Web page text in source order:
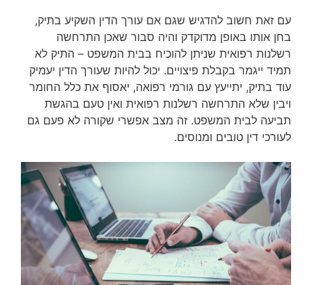
עם זאת חשוב להדגיש שגם אם עורך הדין השקיע בתיק,
בחן אותו באופן מדוקדק והיה סבור שאכן התרחשה
רשלנות רפואית שניתן להוכיח בבית המשפט – התיק לא
תמיד ייגמר בקבלת פיצויים. יכול להיות שעורך הדין יעמיק
עוד בתיק, יתייעץ עם גורמי רפואה, יאסוף את כלל החומר
ויבין שלא התרחשה רשלנות רפואית ואין טעם בהגשת
תביעה לבית המשפט. זה מצב אפשרי שקורה לא פעם גם
לעורכי דין טובים ומנוסים.